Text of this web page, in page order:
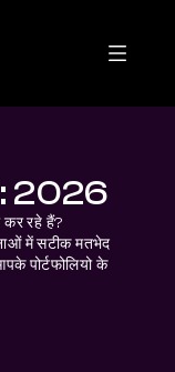
2026
कर रहे हैं?
में सटीक मतभेद
पोर्टफोलियो के